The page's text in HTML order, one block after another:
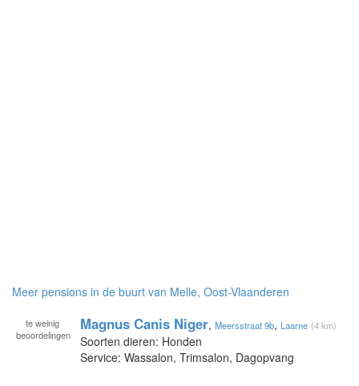
Meer pensions in de buurt van Melle, Oost-Vlaanderen
te weinig
beoordelingen
Magnus Canis Niger, Meersstraat 9b, Laarne (4 km)
Soorten dieren: Honden
Service: Wassalon, Trimsalon, Dagopvang